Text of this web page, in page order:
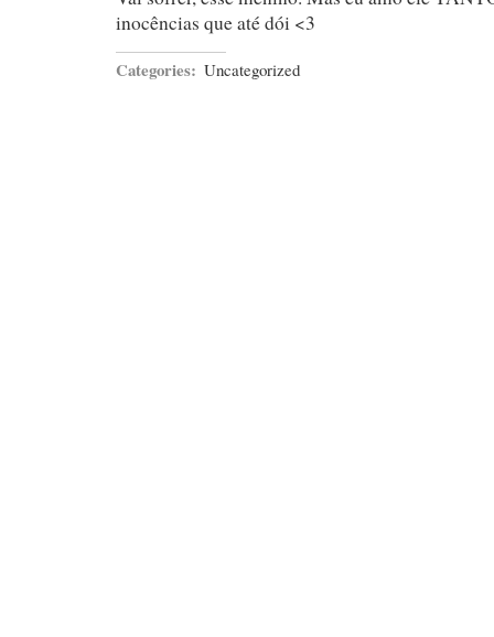
inocências que até dói <3
Categories: Uncategorized